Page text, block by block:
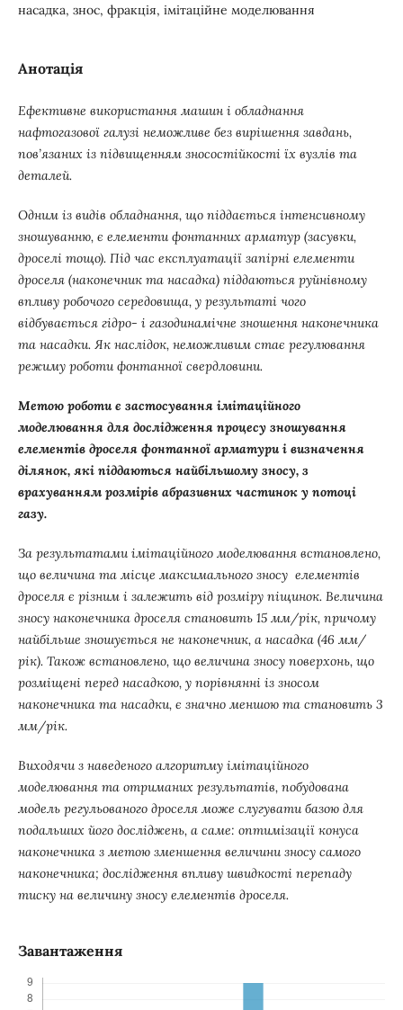
насадка, знос, фракція, імітаційне моделювання
Анотація
Ефективне використання машин і обладнання
нафтогазової галузі неможливе без вирішення завдань,
пов’язаних із підвищенням зносостійкості їх вузлів та
деталей.
Одним із видів обладнання, що піддається інтенсивному
зношуванню, є елементи фонтанних арматур (засувки,
дроселі тощо). Під час експлуатації запірні елементи
дроселя (наконечник та насадка) піддаються руйнівному
впливу робочого середовища, у результаті чого
відбувається гідро- і газодинамічне зношення наконечника
та насадки. Як наслідок, неможливим стає регулювання
режиму роботи фонтанної свердловини.
Метою роботи є застосування імітаційного
моделювання для дослідження процесу зношування
елементів дроселя фонтанної арматури і визначення
ділянок, які піддаються найбільшому зносу, з
врахуванням розмірів абразивних частинок у потоці
газу.
За результатами імітаційного моделювання встановлено,
що величина та місце максимального зносу елементів
дроселя є різним і залежить від розміру піщинок. Величина
зносу наконечника дроселя становить 15 мм/рік, причому
найбільше зношується не наконечник, а насадка (46 мм/
рік). Також встановлено, що величина зносу поверхонь, що
розміщені перед насадкою, у порівнянні із зносом
наконечника та насадки, є значно меншою та становить 3
мм/рік.
Виходячи з наведеного алгоритму імітаційного
моделювання та отриманих результатів, побудована
модель регульованого дроселя може слугувати базою для
подальших його досліджень, а саме: оптимізації конуса
наконечника з метою зменшення величини зносу самого
наконечника; дослідження впливу швидкості перепаду
тиску на величину зносу елементів дроселя.
Завантаження